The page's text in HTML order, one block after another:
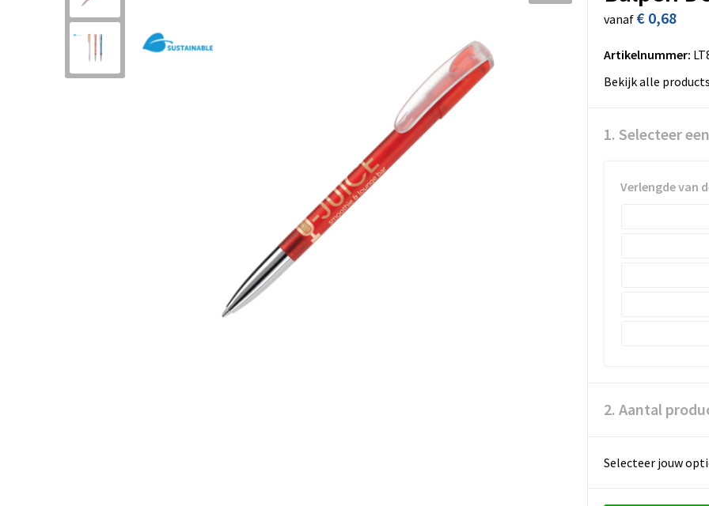
vanaf € 0,68
Artikelnummer:
Bekijk alle
1. Selecteer
Verlengde van
2. Aantal
Selecteer jouw